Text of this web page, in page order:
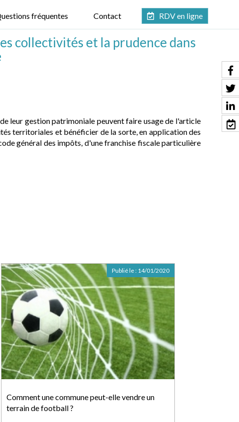
fréquentes Contact RDV en ligne
collectivités et la prudence dans
leur gestion patrimoniale peuvent faire usage de l'article
territoriales et bénéficier de la sorte, en application des
général des impôts, d'une franchise fiscale particulière
Comment une commune peut-elle vendre un
terrain de football ?
Publié le : 14/01/2020